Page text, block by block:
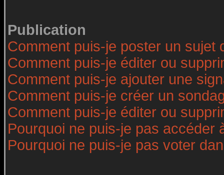
Publication
Comment puis-je poster un sujet
Comment puis-je éditer ou
Comment puis-je ajouter une
Comment puis-je créer un
Comment puis-je éditer ou
Pourquoi ne puis-je pas accéder
Pourquoi ne puis-je pas voter